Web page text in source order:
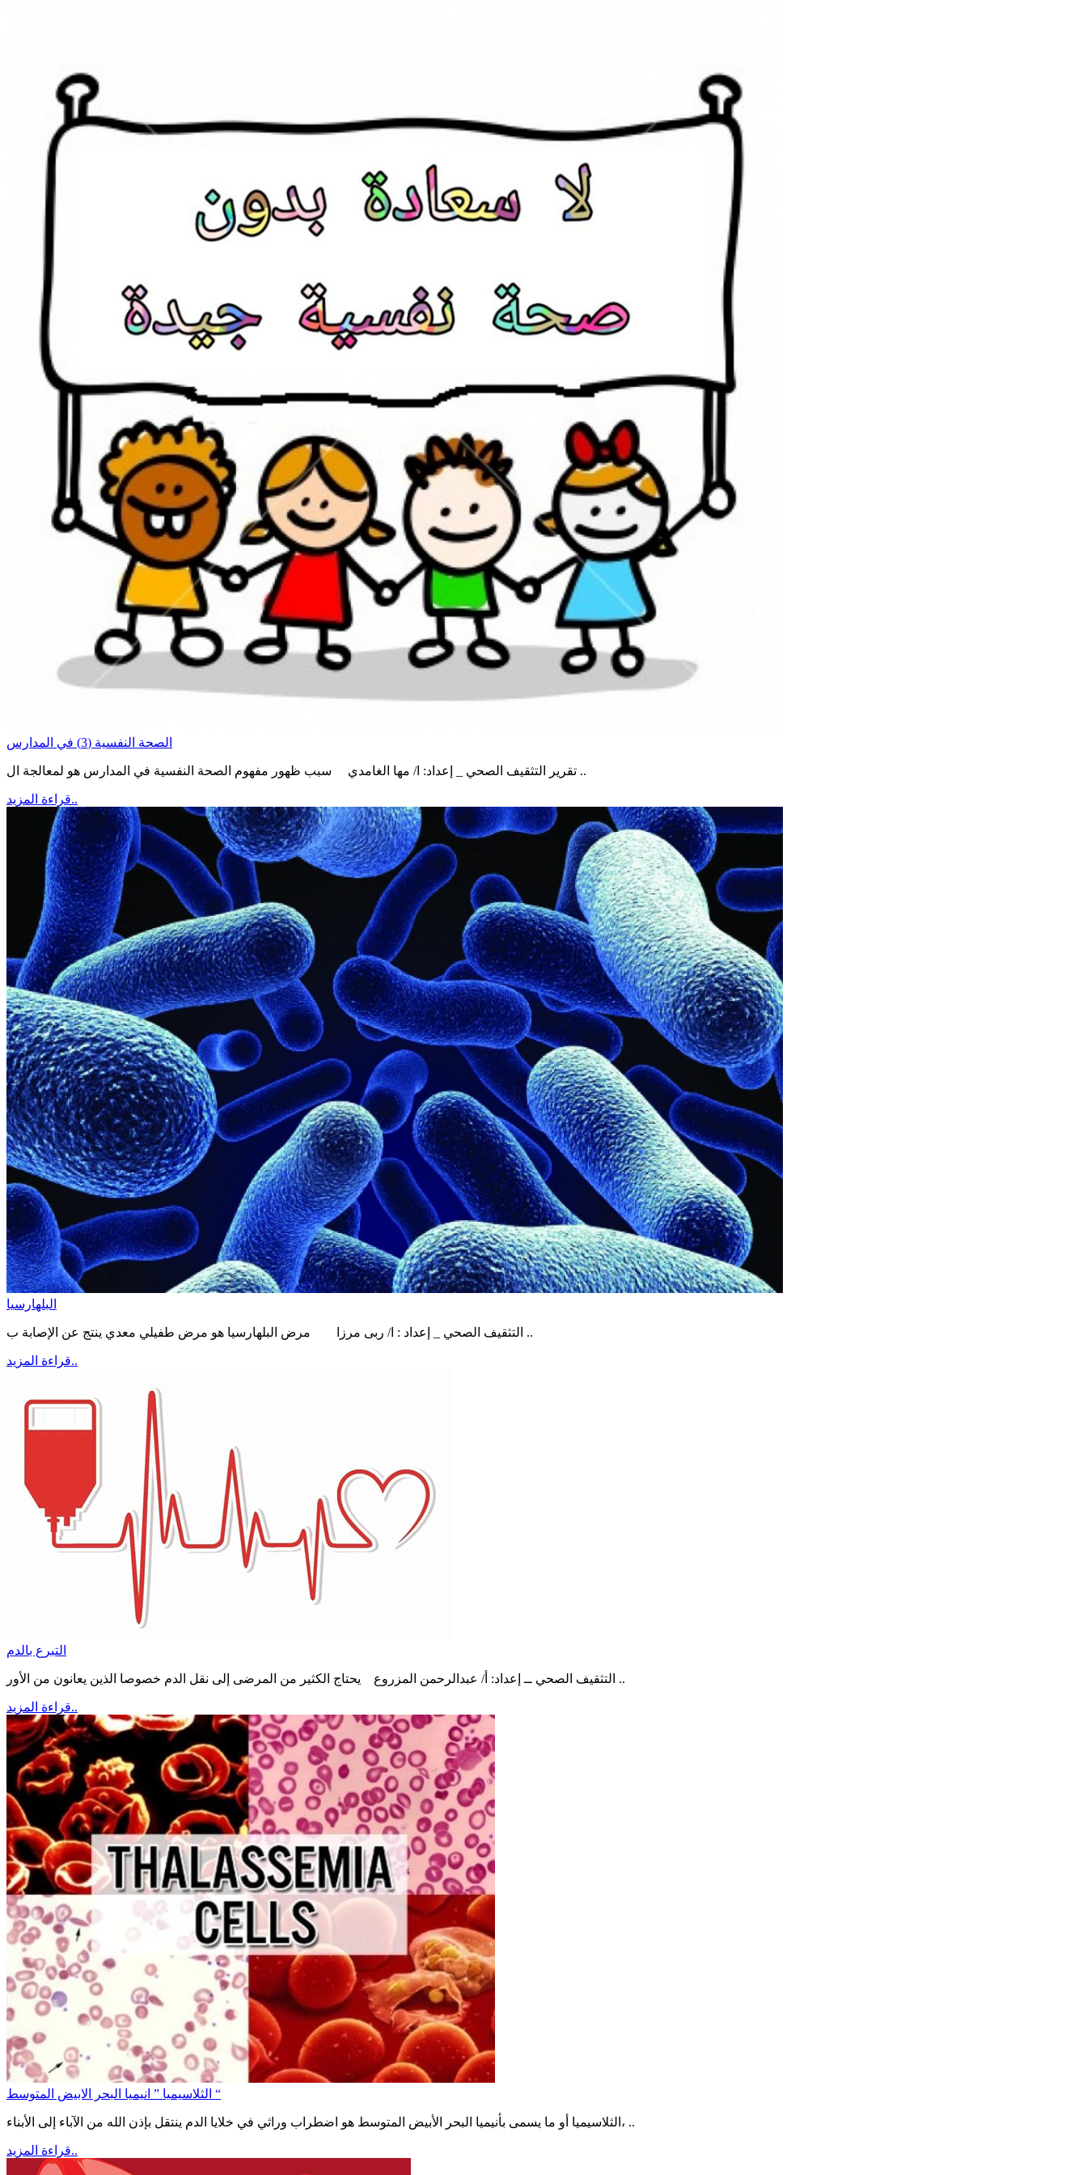
الصحة النفسية (3) في المدارس
تقرير التثقيف الصحي _ إعداد: ا/ مها الغامدي سبب ظهور مفهوم الصحة النفسية في المدارس هو لمعالجة ال ..
قراءة المزيد..
البلهارسيا
التثقيف الصحي _ إعداد : ا/ ربى مرزا مرض البلهارسيا هو مرض طفيلي معدي ينتج عن الإصابة ب ..
قراءة المزيد..
التبرع بالدم
التثقيف الصحي ــ إعداد: أ/ عبدالرحمن المزروع يحتاج الكثير من المرضى إلى نقل الدم خصوصا الذين يعانون من الأور ..
قراءة المزيد..
الثلاسيميا ” انيميا البحر الابيض المتوسط “
الثلاسيميا أو ما يسمى بأنيميا البحر الأبيض المتوسط هو اضطراب وراثي في خلايا الدم ينتقل بإذن الله من الآباء إلى الأبناء، ..
قراءة المزيد..